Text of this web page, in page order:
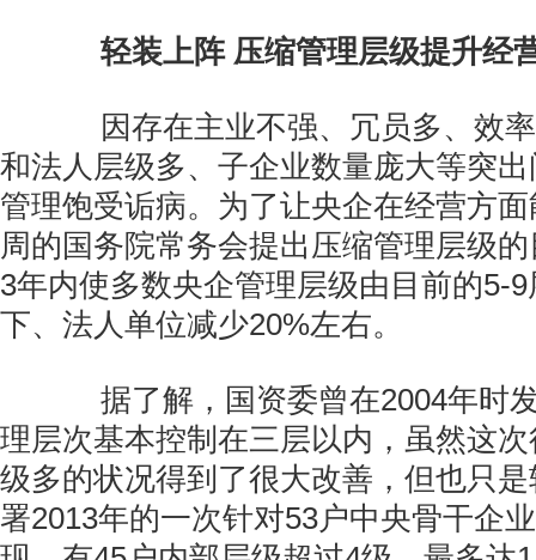
轻装上阵 压缩管理层级提升经
因存在主业不强、冗员多、效率
和法人层级多、子企业数量庞大等突
管理饱受诟病。为了让央企在经营方
周的国务院常务会提出压缩管理层级
3年内使多数央企管理层级由目前的5-
下、法人单位减少20%左右。
据了解，国资委曾在2004年时
理层次基本控制在三层以内，虽然这
级多的状况得到了很大改善，但也只
署2013年的一次针对53户中央骨干企